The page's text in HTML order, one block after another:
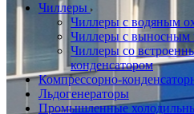
Чиллеры
Чиллеры с водяным
Чиллеры с выносным
Чиллеры со
конденсатором
Компрессорно-
Льдогенераторы
Промышленные